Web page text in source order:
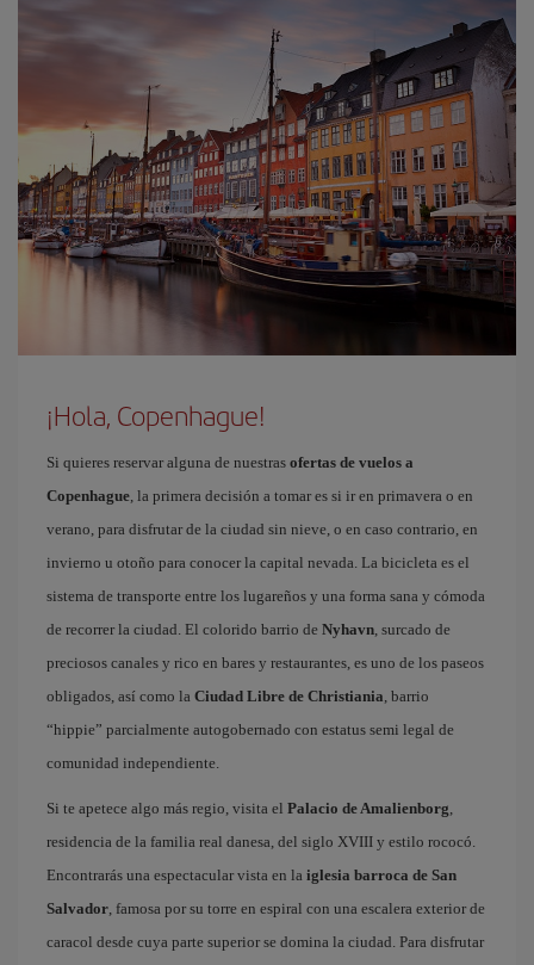
¡Hola, Copenhague!
Si quieres reservar alguna de nuestras ofertas de vuelos a
Copenhague, la primera decisión a tomar es si ir en primavera o en
verano, para disfrutar de la ciudad sin nieve, o en caso contrario, en
invierno u otoño para conocer la capital nevada. La bicicleta es el
sistema de transporte entre los lugareños y una forma sana y cómoda
de recorrer la ciudad. El colorido barrio de Nyhavn, surcado de
preciosos canales y rico en bares y restaurantes, es uno de los paseos
obligados, así como la Ciudad Libre de Christiania, barrio
“hippie” parcialmente autogobernado con estatus semi legal de
comunidad independiente.
Si te apetece algo más regio, visita el Palacio de Amalienborg,
residencia de la familia real danesa, del siglo XVIII y estilo rococó.
Encontrarás una espectacular vista en la iglesia barroca de San
Salvador, famosa por su torre en espiral con una escalera exterior de
caracol desde cuya parte superior se domina la ciudad. Para disfrutar